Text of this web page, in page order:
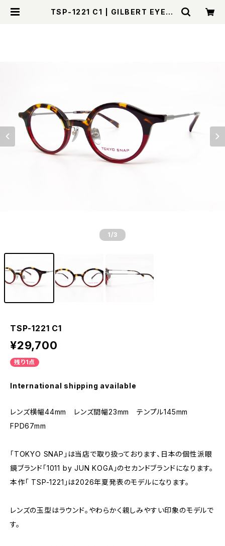
TSP-1221 C1 | GILBERT EYEW
1 /3
TSP-1221 C1
¥29,700
残り1点
International shipping available
レンズ横幅44mm レンズ間幅23mm テンプル145mm
FPD67mm
「TOKYO SNAP」は当店で取り扱っております、日本の個性派眼
鏡ブランド「1011 by JUN KOGA」のセカンドブランドになります。
本作「 TSP-1221」は2026年夏発表のモデルになります。
レンズの玉型はラウンド。やわらかく親しみやすい印象のモデルで
す。